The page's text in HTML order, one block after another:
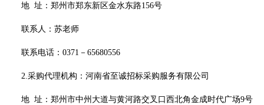
地 址：郑州市郑东新区金水东路156号
联系人：苏老师
联系电话： 0371－65680556
2.采购代理机构： 河南省至诚招标采购服务有限公司
地 址：郑州市中州大道与黄河路交叉口西北角金成时代广场9号